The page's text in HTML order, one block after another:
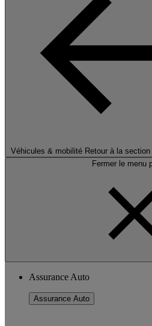
Véhicules & mobilité Retour à la
Fermer le menu
Assurance Auto
Assurance Auto